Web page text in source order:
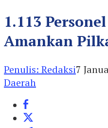
1.113
Amankan
Penulis: Redaksi7
Daerah